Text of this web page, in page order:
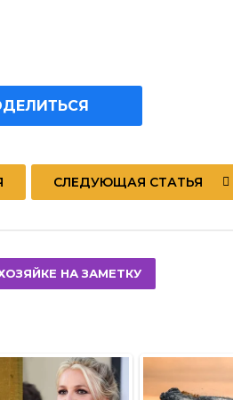
СЛЕДУЮЩАЯ СТАТЬЯ
НА ЗАМЕТКУ